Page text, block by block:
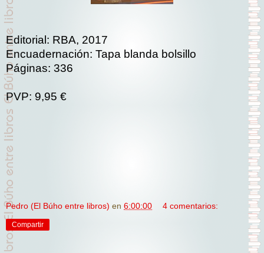
Editorial: RBA, 2017
Encuadernación: Tapa blanda bolsillo
Páginas: 336
PVP: 9,95 €
Pedro (El Búho entre libros) en 6:00:00 4 comentarios:
Compartir